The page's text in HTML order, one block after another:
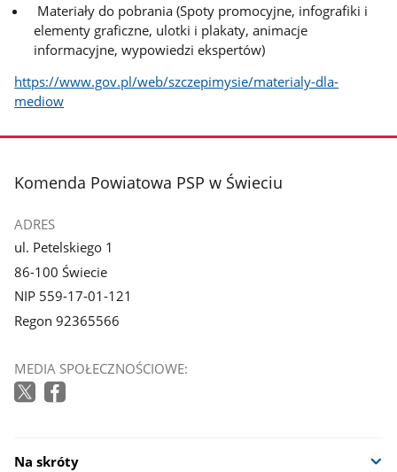
Materiały do pobrania (Spoty promocyjne, infografiki i
elementy graficzne, ulotki i plakaty, animacje
informacyjne, wypowiedzi ekspertów)
https://www.gov.pl/web/szczepimysie/materialy-dla-
mediow
stopka
Komenda Powiatowa PSP w Świeciu
ADRES
ul. Petelskiego 1
86-100 Świecie
NIP 559-17-01-121
Regon 92365566
MEDIA SPOŁECZNOŚCIOWE:
Na skróty